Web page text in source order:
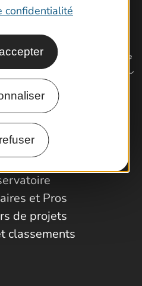
confidentialité
venir ?
Pro
et Pros
de projets
classements